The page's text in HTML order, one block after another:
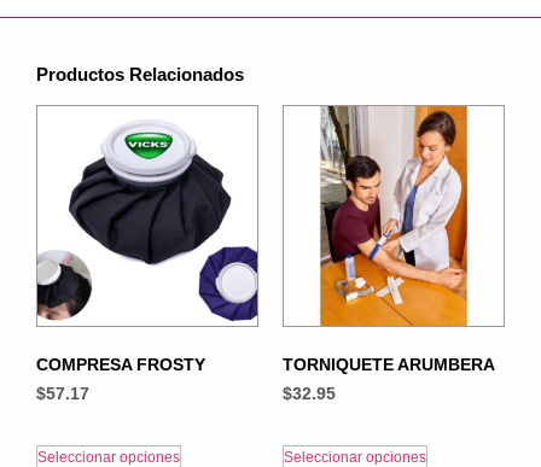
Productos Relacionados
COMPRESA FROSTY
$57.17
Seleccionar opciones
TORNIQUETE ARUMBERA
$32.95
Seleccionar opciones